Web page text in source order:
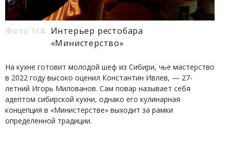
Фото 1/4: Интерьер рестобара
«Министерство»
На кухне готовит молодой шеф из Сибири, чье мастерство
в 2022 году высоко оценил Константин Ивлев, — 27-
летний Игорь Милованов. Сам повар называет себя
адептом сибирской кухни, однако его кулинарная
концепция в «Министерстве» выходит за рамки
определенной традиции.